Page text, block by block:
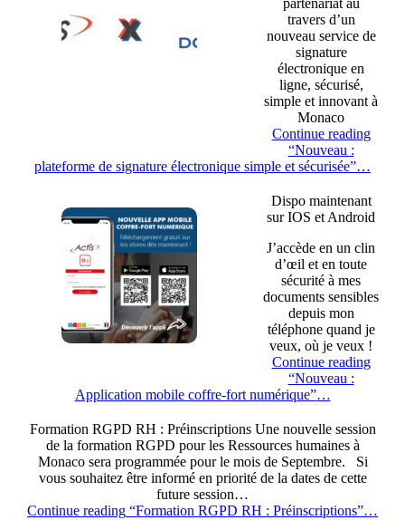
partenariat au
travers d’un
nouveau service de
signature
électronique en
ligne, sécurisé,
simple et innovant à
Monaco
Continue reading
“Nouveau :
plateforme de signature électronique simple et sécurisée”…
Dispo maintenant
sur IOS et Android
J’accède en un clin
d’œil et en toute
sécurité à mes
documents sensibles
depuis mon
téléphone quand je
veux, où je veux !
Continue reading
“Nouveau :
Application mobile coffre-fort numérique”…
Formation RGPD RH : Préinscriptions Une nouvelle session
de la formation RGPD pour les Ressources humaines à
Monaco sera programmée pour le mois de Septembre. Si
vous souhaitez être informé en priorité de la dates de cette
future session…
Continue reading “Formation RGPD RH : Préinscriptions”…